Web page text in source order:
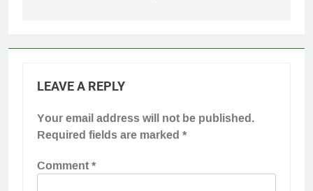
LEAVE A REPLY
Your email address will not be published.
Required fields are marked*
Comment*